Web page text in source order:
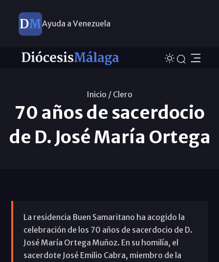
Ayuda a Venezuela
Inicio / Clero
70 años de sacerdocio
de D. José María Ortega
La residencia Buen Samaritano ha acogido la
celebración de los 70 años de sacerdocio de D.
José María Ortega Muñoz. En su homilía, el
sacerdote José Emilio Cabra, miembro de la